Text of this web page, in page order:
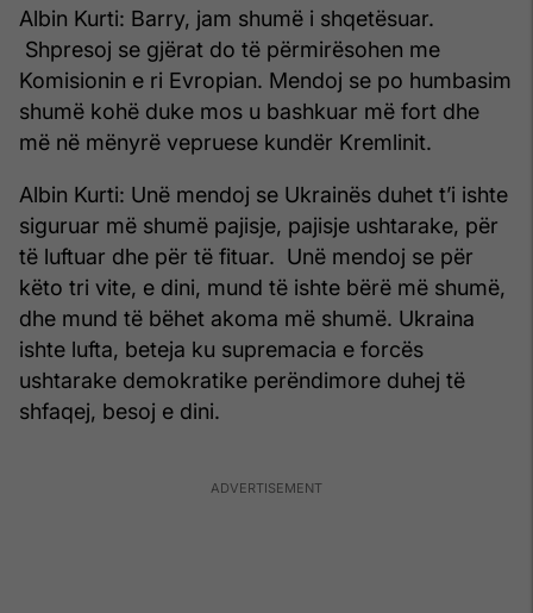
Albin Kurti: Barry, jam shumë i shqetësuar.
Shpresoj se gjërat do të përmirësohen me
Komisionin e ri Evropian. Mendoj se po humbasim
shumë kohë duke mos u bashkuar më fort dhe
më në mënyrë vepruese kundër Kremlinit.
Albin Kurti: Unë mendoj se Ukrainës duhet t’i ishte
siguruar më shumë pajisje, pajisje ushtarake, për
të luftuar dhe për të fituar. Unë mendoj se për
këto tri vite, e dini, mund të ishte bërë më shumë,
dhe mund të bëhet akoma më shumë. Ukraina
ishte lufta, beteja ku supremacia e forcës
ushtarake demokratike perëndimore duhej të
shfaqej, besoj e dini.